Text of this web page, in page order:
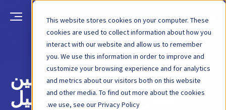
This website stores cookies on your computer. These
cookies are used to collect information about how you
interact with our website and allow us to remember
you. We use this information in order to improve and
customize your browsing experience and for analytics
and metrics about our visitors both on this website
and other media. To find out more about the cookies
we use, see our Privacy Policy.
العودةمنشور مدونة 14 فبراير 2025
Peppol للتواصل بين
الشركات (B2B): دليل